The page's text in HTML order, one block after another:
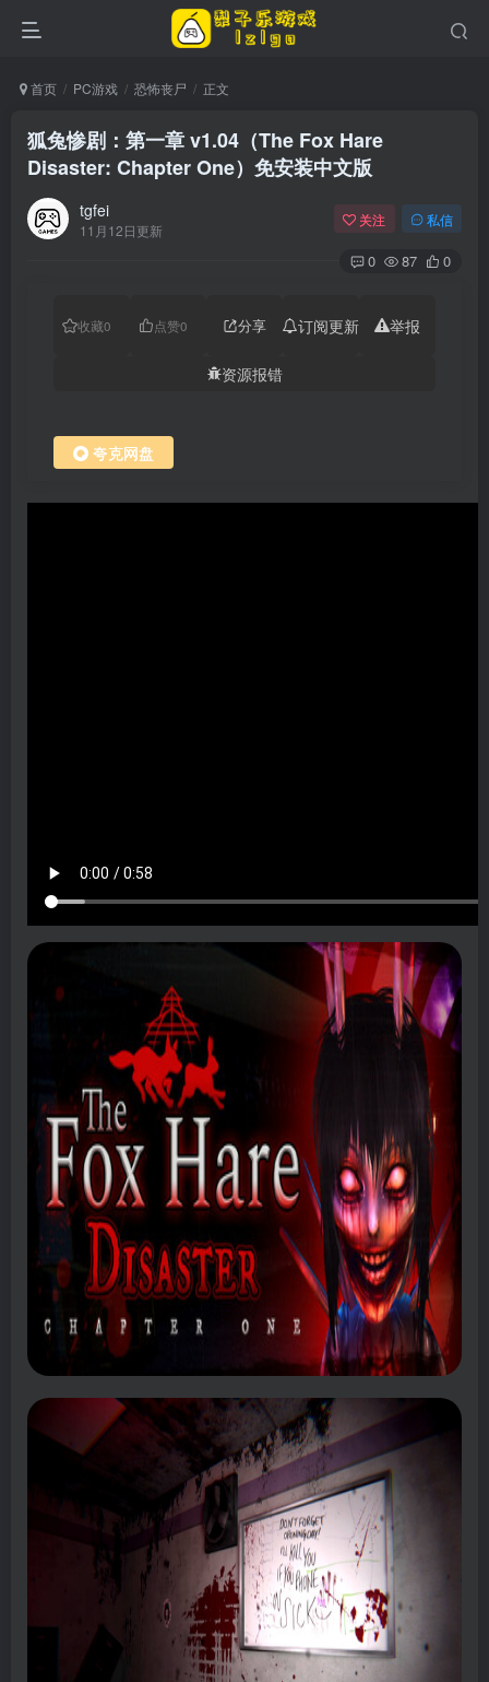
首页 PC游戏 恐怖丧尸 正文
狐兔惨剧：第一章 v1.04（The Fox Hare
Disaster: Chapter One）免安装中文版
tgfei
11月12日更新
关注 私信
0 87 0
收藏0 点赞0 分享 订阅更新 举报
资源报错
夸克网盘